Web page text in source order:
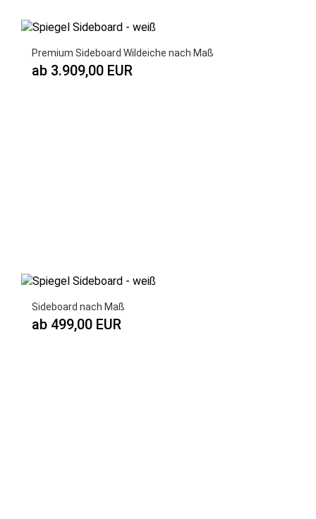
Premium Sideboard Wildeiche nach Maß
ab 3.909,00 EUR
Sideboard nach Maß
ab 499,00 EUR